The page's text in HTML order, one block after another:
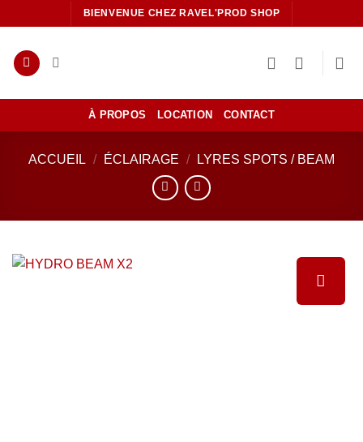
au
contenu
BIENVENUE CHEZ RAVEL'PROD SHOP
À PROPOS LOCATION CONTACT
ACCUEIL / ÉCLAIRAGE / LYRES SPOTS / BEAM